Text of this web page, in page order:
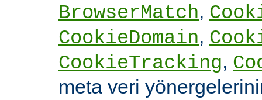
BrowserMatch,
CookieDomain,
CookieTracking,
meta veri